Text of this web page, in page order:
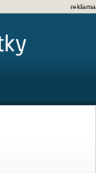
reklama